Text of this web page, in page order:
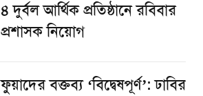
৪ দুর্বল আর্থিক প্রতিষ্ঠানে রবিবার
প্রশাসক নিয়োগ
ফুয়াদের বক্তব্য ‘বিদ্বেষপূর্ণ’: ঢাবির